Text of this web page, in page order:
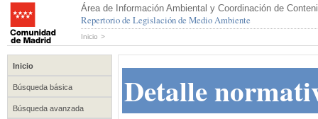
Área de Información Ambiental y Coordinación de
Repertorio de Legislación de Medio Ambiente
Inicio >
Inicio
Búsqueda básica
Búsqueda avanzada Detalle